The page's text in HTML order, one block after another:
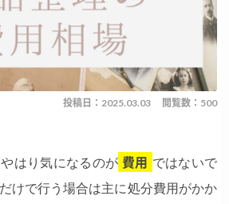
投稿日：2025.03.03 閲覧数：500
はり気になるのが 費用 ではないで
けで行う場合は主に処分費用がかか